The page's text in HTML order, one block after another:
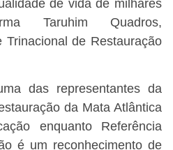
de vida de milhares
Taruhim Quadros,
Trinacional de Restauração
das representantes da
da Mata Atlântica
enquanto Referência
é um reconhecimento de